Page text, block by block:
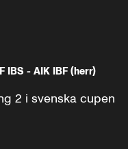
IBS - AIK IBF (herr)
2 i svenska cupen